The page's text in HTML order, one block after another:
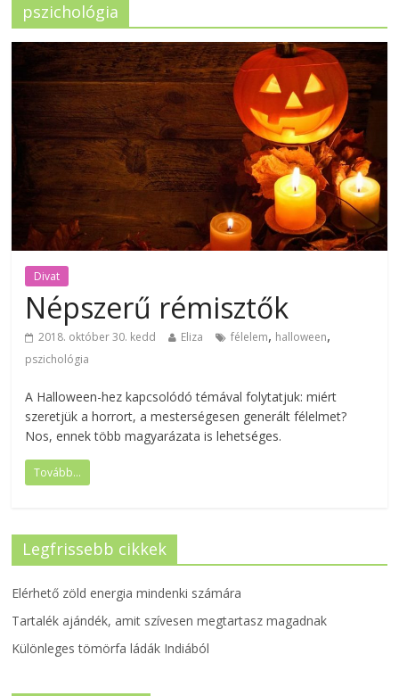
pszichológia
Divat
Népszerű rémisztők
2018. október 30. kedd Eliza félelem, halloween,
pszichológia
A Halloween-hez kapcsolódó témával folytatjuk: miért
szeretjük a horrort, a mesterségesen generált félelmet?
Nos, ennek több magyarázata is lehetséges.
Tovább...
Legfrissebb cikkek
Elérhető zöld energia mindenki számára
Tartalék ajándék, amit szívesen megtartasz magadnak
Különleges tömörfa ládák Indiából